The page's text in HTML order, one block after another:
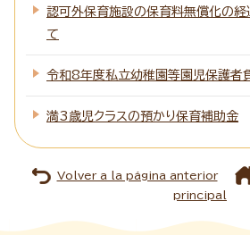
認可外保育施設の保育料無償化の
て
令和8年度私立幼稚園等園児保護者
満3歳児クラスの預かり保育補助金
Volver a la página anterior
principal